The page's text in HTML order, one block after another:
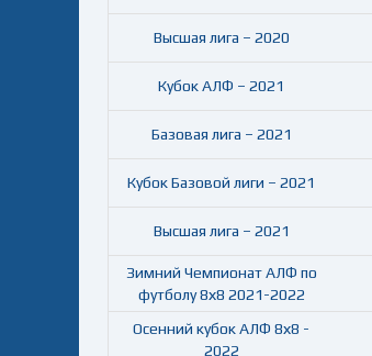
Высшая лига – 2020
Кубок АЛФ – 2021
Базовая лига – 2021
Кубок Базовой лиги – 2021
Высшая лига – 2021
Зимний Чемпионат АЛФ по
футболу 8х8 2021-2022
Осенний кубок АЛФ 8х8 -
2022